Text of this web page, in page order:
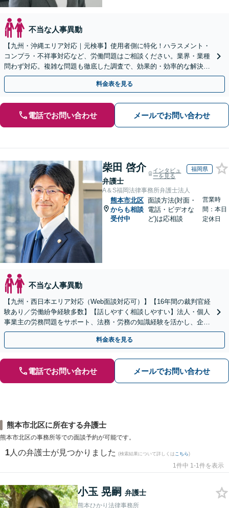
不当な人事異動
【九州・沖縄エリア対応｜元検事】使用者側に特化！ハラスメント・
コンプラ・不祥事対応など、労働問題はご相談ください。業界・業種
問わず対応。複雑な問題も徹底した調査で、効果的・効率的な解決を
目指します。セカンドオピニオン可【休日・夜間相談可】
料金表を見る
電話でお問い合わせ メールでお問い合わせ
柴田 啓介
弁護士
インタビュ
ーを見る
福岡県
A＆S福岡法律事務所弁護士法人
熊本市北区
からも相談
受付中
面談方法(対面・
電話・ビデオな
ど)は応相談
営業時
間：本日
定休日
不当な人事異動
【九州・西日本エリア対応（Web面談対応可）】【16年間の裁判官経
験あり／労働紛争経験多数】【話しやすく相談しやすい】法人・個人
事業主の労務問題をサポート、法務・労務の知識経験を活かし、企業
側から御社の労働問題解決に尽力します。
料金表を見る
電話でお問い合わせ メールでお問い合わせ
熊本市北区に所在する弁護士
熊本市北区の事務所等での面談予約が可能です。
1 人の弁護士が見つかりました (検索結果について詳しくは こちら)
1件中 1-1件を表示
小玉 晃嗣 弁護士
熊本ひかり法律事務所